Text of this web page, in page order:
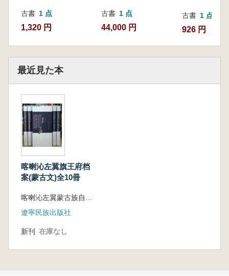
古書 1 点
1,320 円
古書 1 点
44,000 円
古書 1 点
926 円
最近見た本
喀喇沁左翼旗王府档
案(蒙古文)全10冊
遼寧民族出版社
新刊 在庫なし